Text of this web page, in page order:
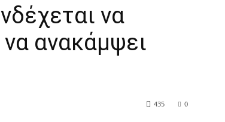
να
ανακάμψει
0
435